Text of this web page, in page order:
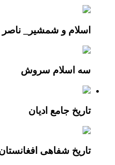
اسلام و شمشیر_ ناصر
سه اسلام سروش
تاریخ جامع ادیان
تاریخ شفاهی